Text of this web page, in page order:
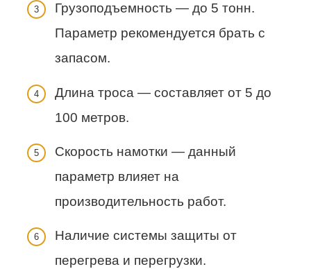
Грузоподъемность — до 5 тонн.
Параметр рекомендуется брать с
запасом.
Длина троса — составляет от 5 до
100 метров.
Скорость намотки — данный
параметр влияет на
производительность работ.
Наличие системы защиты от
перегрева и перегрузки.